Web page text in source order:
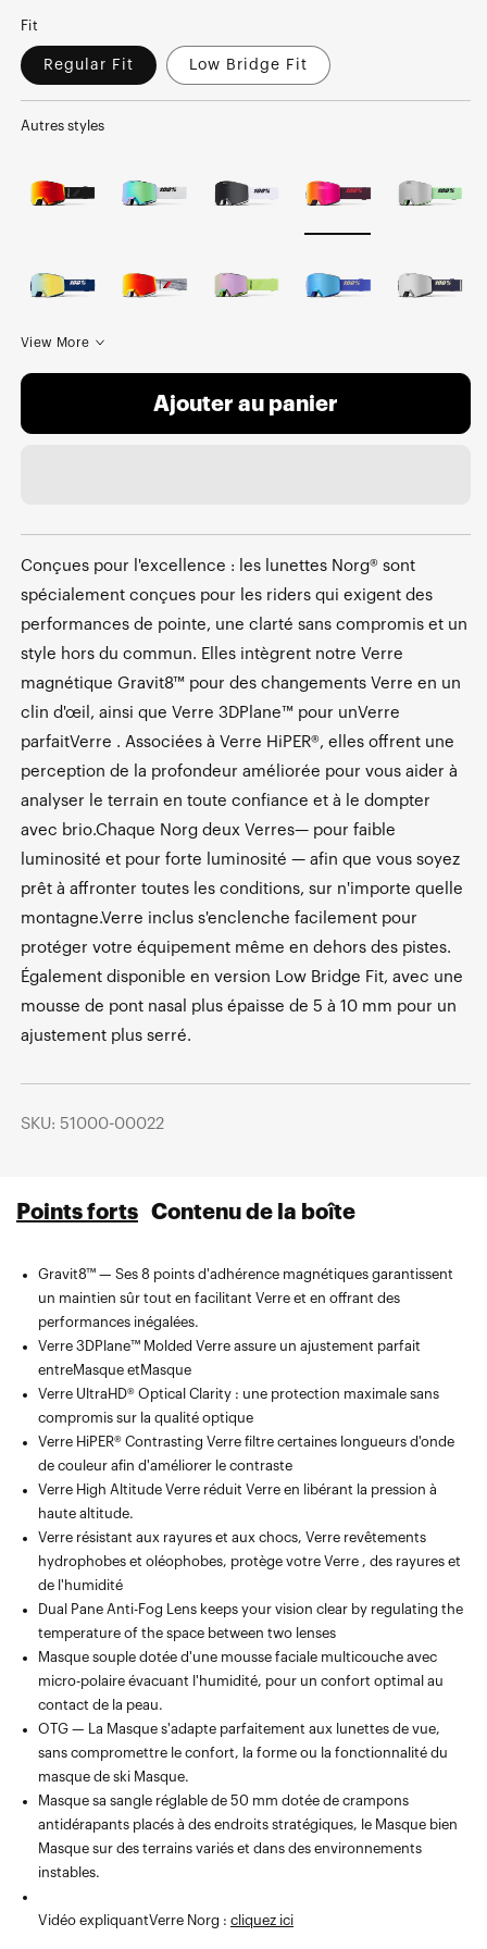
Fit
Regular Fit Low Bridge Fit
Autres styles
View More
Ajouter au panier
Conçues pour l'excellence : les lunettes Norg® sont
spécialement conçues pour les riders qui exigent des
performances de pointe, une clarté sans compromis et un
style hors du commun. Elles intègrent notre Verre
magnétique Gravit8™ pour des changements Verre en un
clin d'œil, ainsi que Verre 3DPlane™ pour unVerre
parfaitVerre . Associées à Verre HiPER®, elles offrent une
perception de la profondeur améliorée pour vous aider à
analyser le terrain en toute confiance et à le dompter
avec brio.Chaque Norg deux Verres— pour faible
luminosité et pour forte luminosité — afin que vous soyez
prêt à affronter toutes les conditions, sur n'importe quelle
montagne.Verre inclus s'enclenche facilement pour
protéger votre équipement même en dehors des pistes.
Également disponible en version Low Bridge Fit, avec une
mousse de pont nasal plus épaisse de 5 à 10 mm pour un
ajustement plus serré.
SKU: 51000-00022
Points forts Contenu de la boîte
Gravit8™ — Ses 8 points d'adhérence magnétiques garantissent
un maintien sûr tout en facilitant Verre et en offrant des
performances inégalées.
Verre 3DPlane™ Molded Verre assure un ajustement parfait
entreMasque etMasque
Verre UltraHD® Optical Clarity : une protection maximale sans
compromis sur la qualité optique
Verre HiPER® Contrasting Verre filtre certaines longueurs d'onde
de couleur afin d'améliorer le contraste
Verre High Altitude Verre réduit Verre en libérant la pression à
haute altitude.
Verre résistant aux rayures et aux chocs, Verre revêtements
hydrophobes et oléophobes, protège votre Verre , des rayures et
de l'humidité
Dual Pane Anti-Fog Lens keeps your vision clear by regulating the
temperature of the space between two lenses
Masque souple dotée d'une mousse faciale multicouche avec
micro-polaire évacuant l'humidité, pour un confort optimal au
contact de la peau.
OTG — La Masque s'adapte parfaitement aux lunettes de vue,
sans compromettre le confort, la forme ou la fonctionnalité du
masque de ski Masque.
Masque sa sangle réglable de 50 mm dotée de crampons
antidérapants placés à des endroits stratégiques, le Masque bien
Masque sur des terrains variés et dans des environnements
instables.
Vidéo expliquantVerre Norg : cliquez ici
Verre de rechange Verre avec un cache de protection magnétique
qui se fixe sur le Masque par-dessus le Masque déjà en place
Masque protégeant Masque Verres deux Verres la fois pendant le
rangement.
Masque en microfibre avec poche compartimentée pour Verre
supplémentaires, Verre et Verre protéger en dehors des pistes.